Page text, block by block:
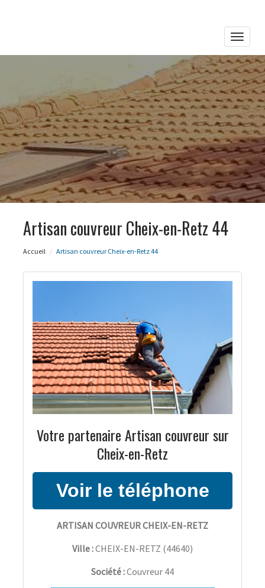
Toggle
Artisan couvreur Cheix-en-Retz 44
Accueil Artisan couvreur Cheix-en-Retz 44
Votre partenaire Artisan couvreur sur
Cheix-en-Retz
ARTISAN COUVREUR CHEIX-EN-RETZ
Ville :CHEIX-EN-RETZ (44640)
Société :Couvreur 44